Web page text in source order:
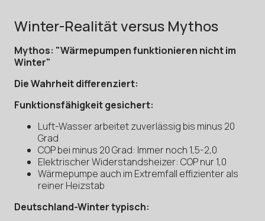
Winter-Realität versus Mythos
Mythos: "Wärmepumpen funktionieren nicht im
Winter"
Die Wahrheit differenziert:
Funktionsfähigkeit gesichert:
Luft-Wasser arbeitet zuverlässig bis minus 20
Grad
COP bei minus 20 Grad: Immer noch 1,5-2,0
Elektrischer Widerstandsheizer: COP nur 1,0
Wärmepumpe auch im Extremfall effizienter als
reiner Heizstab
Deutschland-Winter typisch: